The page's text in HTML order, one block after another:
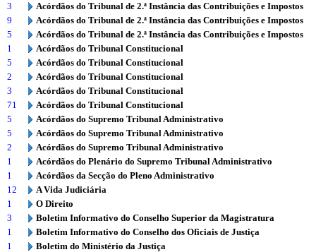
3
Acórdãos do Tribunal de 2.ª Instância das Contribuições e Impostos
9
Acórdãos do Tribunal de 2.ª Instância das Contribuições e Impostos
5
Acórdãos do Tribunal de 2.ª Instância das Contribuições e Impostos
1
Acórdãos do Tribunal Constitucional
5
Acórdãos do Tribunal Constitucional
2
Acórdãos do Tribunal Constitucional
3
Acórdãos do Tribunal Constitucional
71
Acórdãos do Tribunal Constitucional
5
Acórdãos do Supremo Tribunal Administrativo
5
Acórdãos do Supremo Tribunal Administrativo
2
Acórdãos do Supremo Tribunal Administrativo
1
Acórdãos do Plenário do Supremo Tribunal Administrativo
1
Acórdãos da Secção do Pleno Administrativo
12
A Vida Judiciária
1
O Direito
3
Boletim Informativo do Conselho Superior da Magistratura
1
Boletim Informativo do Conselho dos Oficiais de Justiça
1
Boletim do Ministério da Justiça